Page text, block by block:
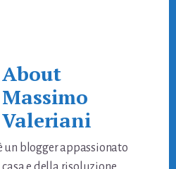
About
Massimo
Valeriani
un blogger appassionato